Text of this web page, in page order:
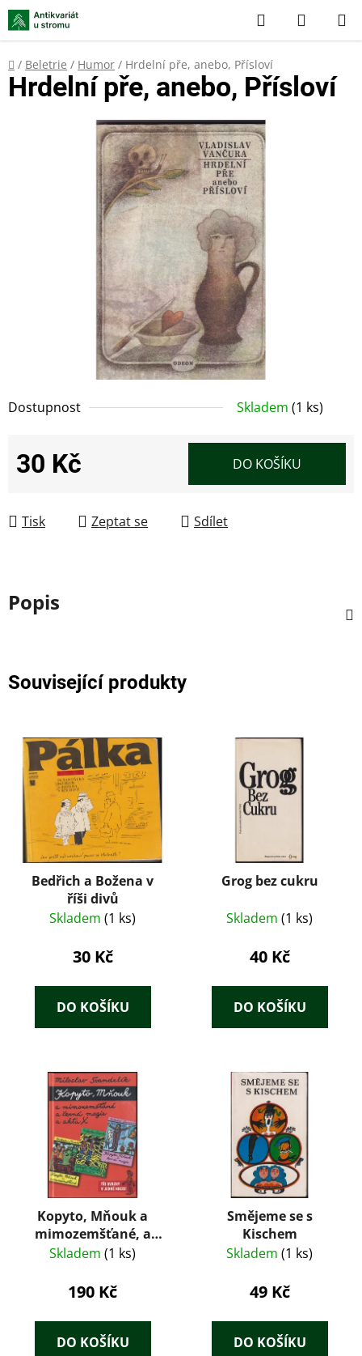
Přejít
na
obsah
Hledat
KOŠÍK
Domů
/ Beletrie / Humor / Hrdelní pře, anebo, Přísloví
Dostupnost Skladem (1 ks)
30 Kč DO KOŠÍKU
Tisk Zeptat se Sdílet
Hrdelní pře, anebo, Přísloví
Popis
Související produkty
Bedřich a Božena v
říši divů
Skladem (1 ks)
30 Kč
DO KOŠÍKU
Grog bez cukru
Skladem (1 ks)
40 Kč
DO KOŠÍKU
Kopyto, Mňouk a
mimozemšťané, a
černá magie, a Akta X
Skladem (1 ks)
190 Kč
DO KOŠÍKU
Smějeme se s
Kischem
Skladem (1 ks)
49 Kč
DO KOŠÍKU